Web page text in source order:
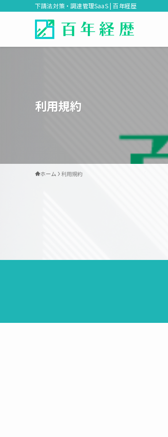
下請法対策・調達管理SaaS | 百年経歴
利用規約
ホーム 利用規約